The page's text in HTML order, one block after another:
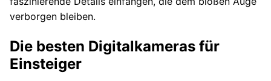
verborgen bleiben.
Die besten Digitalkameras für
Einsteiger